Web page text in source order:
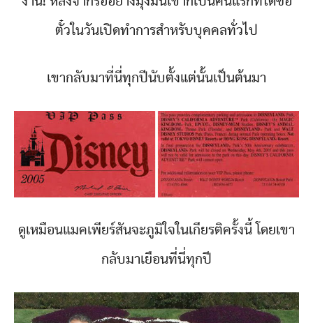
ตั๋วในวันเปิดทำการสำหรับบุคคลทั่วไป
เขากลับมาที่นี่ทุกปีนับตั้งแต่นั้นเป็นต้นมา
ดูเหมือนแมคเพียร์สันจะภูมิใจในเกียรติครั้งนี้ โดยเขา
กลับมาเยือนที่นี่ทุกปี